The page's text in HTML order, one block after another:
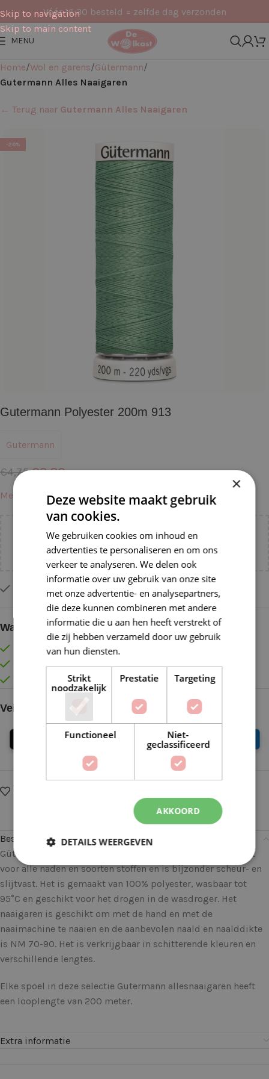
Skip to navigation
Skip to main content
Vóór 16:30 besteld = zelfde dag verzonden
MENU
Home Wol en garens Gütermann
Gutermann Alles Naaigaren
← Terug naar Gutermann Alles Naaigaren
-20%
Gutermann Polyester 200m 913
Gutermann
€4,75 €3,80
Meer informatie →
Voeg nog€ 55,00toe voorgratis verzending binnen
Slechts 1 resterend op voorraad
Waarom kopen bij de Wolkast?
Lage verzendkosten vanaf € 4,99 binnen NL
Gratis verzonden vanaf €55,-
Vóór 16:30 besteld = Zelfde (werk)dag verzonden
Veilig online betalen
Beschrijving
Gütermann allesnaaigaren kan universeel worden gebruikt
voor alle naden en soorten stoffen en is bijzonder scheur- en
slijtvast. Het is gemaakt van 100% polyester, wasbaar tot
95°C en geschikt voor het drogen in de wasdroger. Het
naaigaren is geschikt om met de hand en met de
naaimachine te naaien en de aanbevolen naald en naalddikte
is NM 70-90. Het is verkrijgbaar in schitterende kleuren en
verschillende lengtes.
Elke spoel in deze selectie Gutermann allesnaaigaren heeft
een looplengte van 200 meter.
Extra informatie
×
Deze website maakt gebruik
van cookies.
We gebruiken cookies om inhoud en
advertenties te personaliseren en om ons
verkeer te analyseren. We delen ook
informatie over uw gebruik van onze site
met onze advertentie- en analysepartners,
die deze kunnen combineren met andere
informatie die u aan hen heeft verstrekt of
die zij hebben verzameld door uw gebruik
van hun diensten.
Strikt
noodzakelijk
Prestatie Targeting
Functioneel
Niet-
geclassificeerd
AKKOORD
DETAILS WEERGEVEN